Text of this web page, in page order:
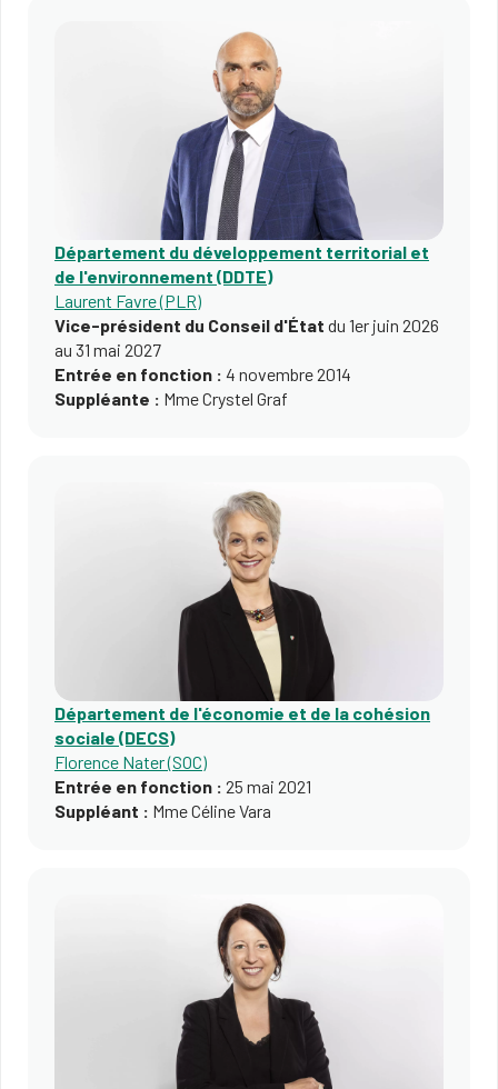
Département du développement territorial et
de l'environnement (DDTE)
Laurent Favre (PLR)
Vice-président du Conseil d'État du 1er juin 2026
au 31 mai 2027
Entrée en fonction : 4 novembre 2014
Suppléante : Mme Crystel Graf
Département de l'économie et de la cohésion
sociale (DECS)
Florence Nater (SOC)
Entrée en fonction : 25 mai 2021
Suppléant : Mme Céline Vara